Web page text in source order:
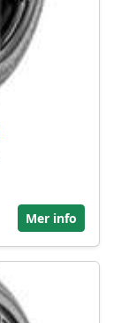
Mer info